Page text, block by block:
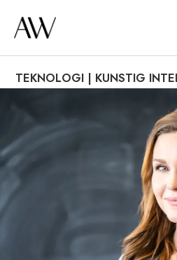
TEKNOLOGI | KUNSTIG